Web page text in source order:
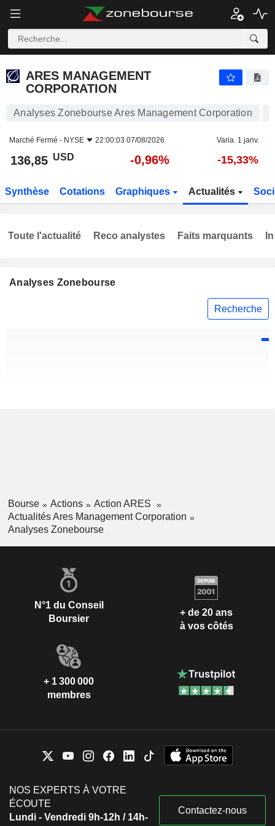
ARES MANAGEMENT
CORPORATION
Analyses Zonebourse Ares Management Corporation
Marché Fermé - NYSE 22:00:03 07/08/2026 Varia. 1 janv.
136,85 USD -0,96% -15,33%
Synthèse Cotations Graphiques Actualités
Analyses Zonebourse
Recherche
Toute l'actualité Reco analystes Faits marquants
Bourse Actions
Action ARES
Actualités Ares Management Corporation
Analyses Zonebourse
N°1 du Conseil
Boursier
+ de 20 ans
à vos côtés
+ 1 300 000
membres
NOS EXPERTS À VOTRE
ÉCOUTE
Lundi - Vendredi 9h-12h / 14h-
Contactez-nous